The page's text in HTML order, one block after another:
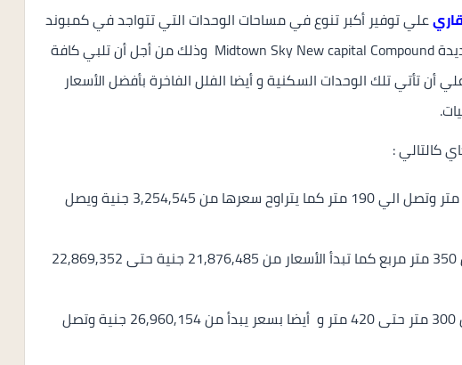
علي توفير أكبر تنوع في مساحات الوحدات التي تتواجد في كمبوند
ميدتاون سكاي العاصمة الادارية الجديدة Midtown Sky New capital Compound وذلك من أجل أن تلبي كافة
أن تأتي تلك الوحدات السكنية و أيضا الفلل الفاخرة بأفضل الأسعار
كالتالي :
شقق سكنية بمساحات تبدأ من 90 متر وتصل الي 190 متر كما يتراوح سعرها من 3,254,545 جنية ويصل
تاون هاوس ميدل بمساحات تبدأ من 350 متر مربع كما تبدأ الأسعار من 21,876,485 جنية حتى 22,869,352
تاون هاوس كورنر تبدأ مساحتها من 300 متر حتى 420 متر و أيضا بسعر يبدأ من 26,960,154 جنية وتصل